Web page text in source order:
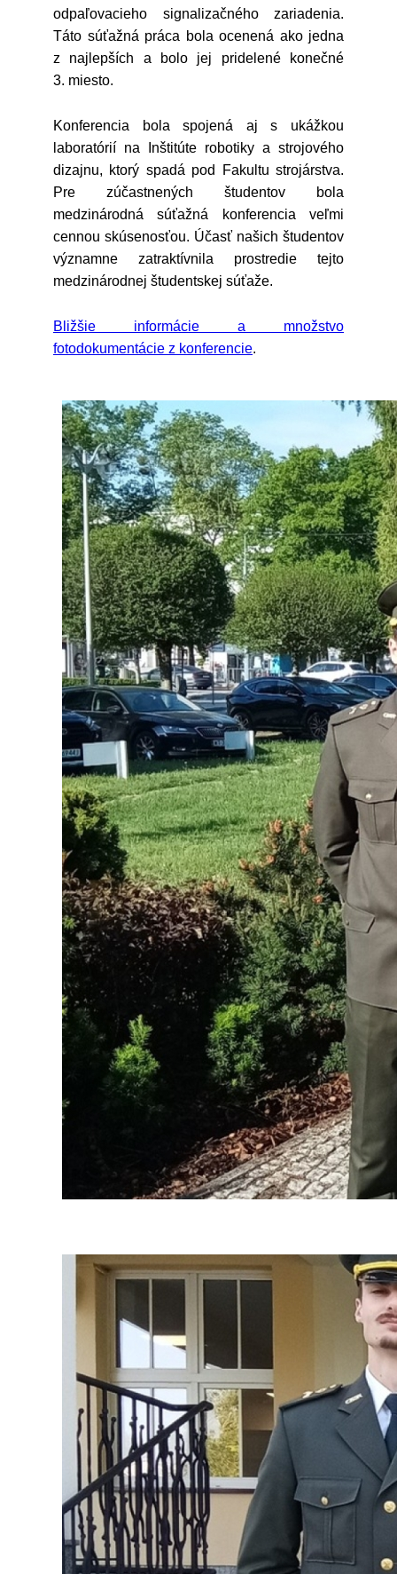
odpaľovacieho signalizačného zariadenia.
Táto súťažná práca bola ocenená ako jedna
z najlepších a bolo jej pridelené konečné
3. miesto.
Konferencia bola spojená aj s ukážkou
laboratórií na Inštitúte robotiky a strojového
dizajnu, ktorý spadá pod Fakultu strojárstva.
Pre zúčastnených študentov bola
medzinárodná súťažná konferencia veľmi
cennou skúsenosťou. Účasť našich študentov
významne zatraktívnila prostredie tejto
medzinárodnej študentskej súťaže.
Bližšie informácie a množstvo
fotodokumentácie z konferencie.